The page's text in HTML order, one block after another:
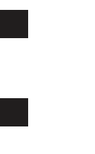
17
4
2